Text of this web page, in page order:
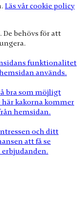
Läs vår cookie policy
De behövs för att
funktionalitet
används.
bra som möjligt
här kakorna kommer
hemsidan.
och ditt
att få se